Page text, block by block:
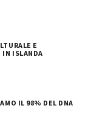
E
IN ISLANDA
IL 98% DEL DNA